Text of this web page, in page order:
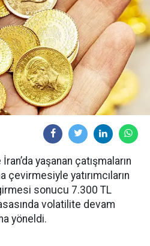
yaşanan çatışmaların
çevirmesiyle yatırımcıların
sonucu 7.300 TL
volatilite devam
yöneldi.